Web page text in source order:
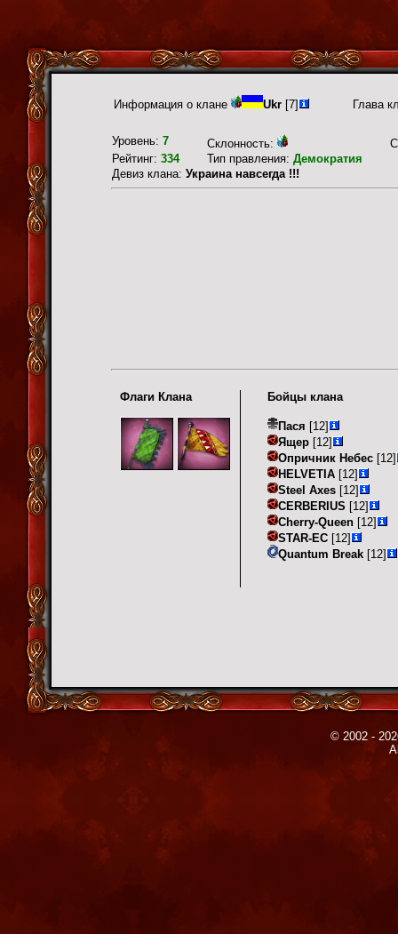
Информация о клане Ukr [7] Глава
Уровень: 7 Склонность:
Рейтинг: 334 Тип правления: Демократия
Девиз клана: Украина навсегда !!!
Флаги Клана Бойцы клана
Пася [12]
Ящер [12]
Опричник Небес [12]
HELVETIA [12]
Steel Axes [12]
CERBERIUS [12]
Cherry-Queen [12]
STAR-EC [12]
Quantum Break [12]
© 2002 -